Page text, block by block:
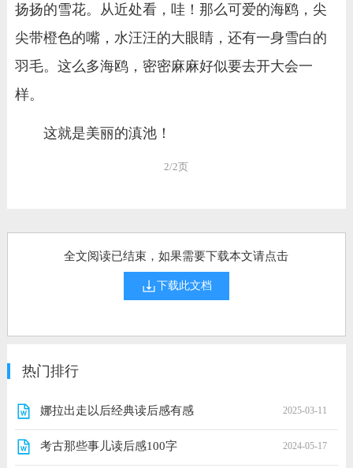
扬扬的雪花。从近处看，哇！那么可爱的海鸥，尖
尖带橙色的嘴，水汪汪的大眼睛，还有一身雪白的
羽毛。这么多海鸥，密密麻麻好似要去开大会一
样。
这就是美丽的滇池！
2/2页
全文阅读已结束，如果需要下载本文请点击
下载此文档
热门排行
娜拉出走以后经典读后感有感 2025-03-11
考古那些事儿读后感100字 2024-05-17